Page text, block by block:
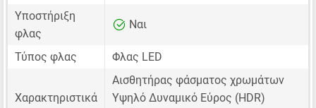
Υποστήριξη
φλας
Ναι
Τύπος φλας Φλας LED
Χαρακτηριστικά
Αισθητήρας φάσματος χρωμάτων
Υψηλό Δυναμικό Εύρος (HDR)